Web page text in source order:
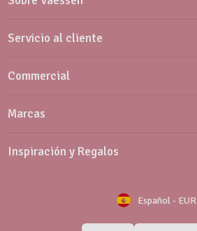
Servicio al cliente
Commercial
Marcas
Inspiración y Regalos
Español- EUR